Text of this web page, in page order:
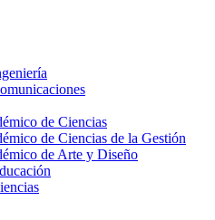
de Ciencias
de Ciencias de la Gestión
de Arte y Diseño